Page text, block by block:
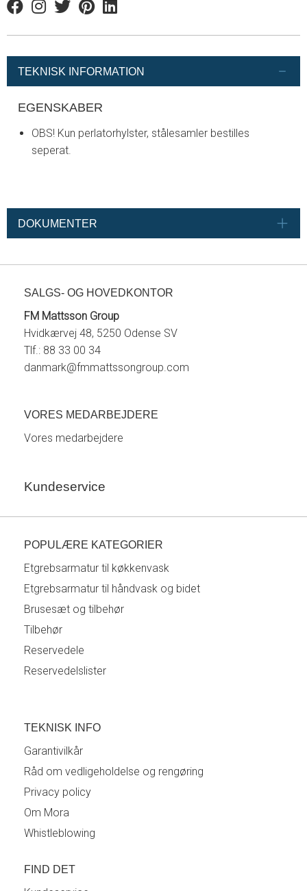
FacebookInstagram
TwitterPinterestLinkedin
TEKNISK INFORMATION
EGENSKABER
OBS! Kun perlatorhylster, stålesamler bestilles
seperat.
DOKUMENTER
SALGS- OG HOVEDKONTOR
FM Mattsson Group
Hvidkærvej 48, 5250 Odense SV
Tlf.: 88 33 00 34
danmark@fmmattssongroup.com
VORES MEDARBEJDERE
Vores medarbejdere
Kundeservice
POPULÆRE KATEGORIER
Etgrebsarmatur til køkkenvask
Etgrebsarmatur til håndvask og bidet
Brusesæt og tilbehør
Tilbehør
Reservedele
Reservedelslister
TEKNISK INFO
Garantivilkår
Råd om vedligeholdelse og rengøring
Privacy policy
Om Mora
Whistleblowing
FIND DET